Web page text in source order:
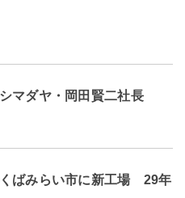
マダヤ・岡田賢二社長
くばみらい市に新工場 29年